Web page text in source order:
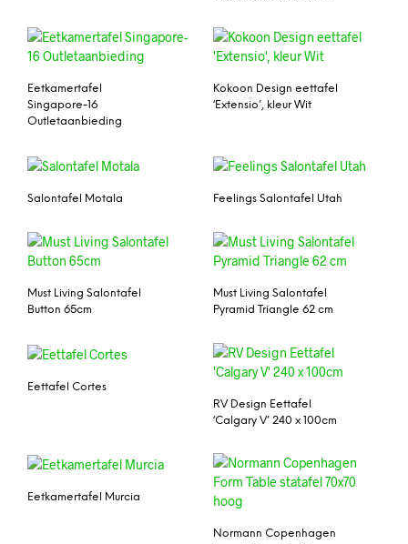
Eetkamertafel
Singapore-16
Outletaanbieding
Kokoon Design eettafel
‘Extensio’, kleur Wit
Salontafel Motala Feelings Salontafel Utah
Must Living Salontafel
Button 65cm
Must Living Salontafel
Pyramid Triangle 62 cm
Eettafel Cortes
RV Design Eettafel
‘Calgary V’ 240 x 100cm
Eetkamertafel Murcia
Normann Copenhagen